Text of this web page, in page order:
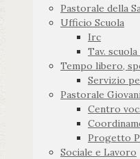
Pastorale della
Ufficio Scuola
Irc
Tav.
Tempo libero,
Servizio
Pastorale
Centro
Progetto
Sociale e Lavoro